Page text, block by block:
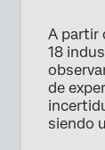
A partir
18
de
siendo